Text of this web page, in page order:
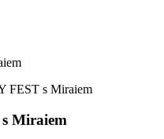
FEST s Miraiem
Miraiem